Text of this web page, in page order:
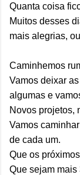
Quanta coisa
Muitos desses
mais alegrias,
Caminhemos
Vamos deixar
algumas e
Novos projetos,
Vamos
de cada um.
Que os
Que sejam mais